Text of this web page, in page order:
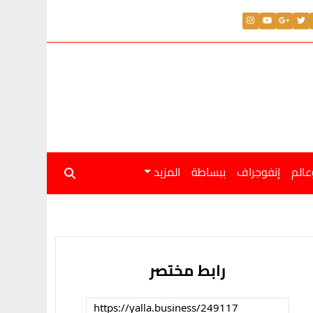
إنفوجراف ببساطة المزيد
رابط مختصر